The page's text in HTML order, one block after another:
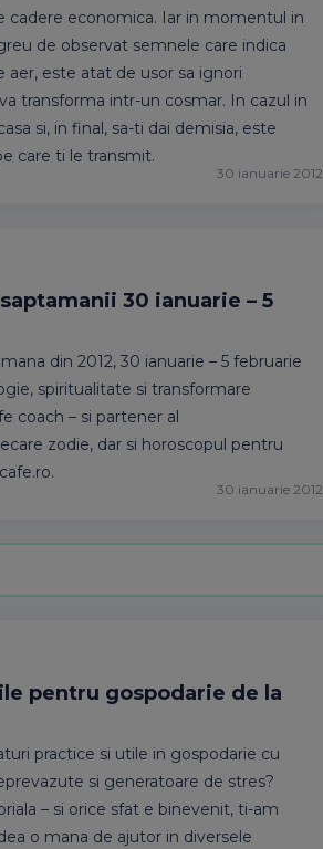
cadere economica. Iar in momentul in
de observat semnele care indica
aer, este atat de usor sa ignori
transforma intr-un cosmar. In cazul in
si, in final, sa-ti dai demisia, este
care ti le transmit.
30 ianuarie 2012
30 ianuarie – 5
din 2012, 30 ianuarie – 5 februarie
spiritualitate si transformare
coach – si partener al
zodie, dar si horoscopul pentru
30 ianuarie 2012
pentru gospodarie de la
practice si utile in gospodarie cu
si generatoare de stres?
– si orice sfat e binevenit, ti-am
o mana de ajutor in diversele